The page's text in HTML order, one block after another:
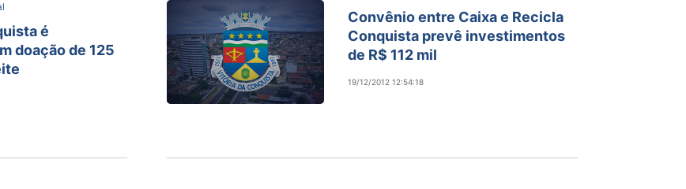
é
doação de 125
Convênio entre Caixa e Recicla
Conquista prevê investimentos
de R$ 112 mil
19/12/2012 12:54:18